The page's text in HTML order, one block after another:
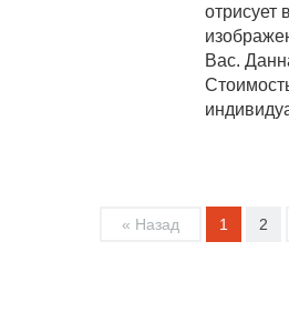
отрисует
Вас.
« Назад 1 2